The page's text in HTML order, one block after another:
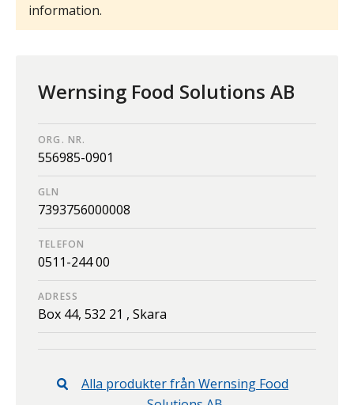
information.
Wernsing Food Solutions AB
ORG. NR.
556985-0901
GLN
7393756000008
TELEFON
0511-244 00
ADRESS
Box 44, 532 21 , Skara
Alla produkter från Wernsing Food